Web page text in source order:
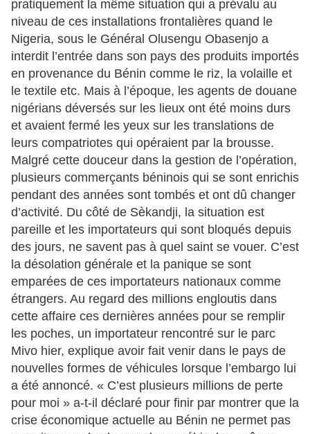
pratiquement la même situation qui a prévalu au
niveau de ces installations frontalières quand le
Nigeria, sous le Général Olusengu Obasenjo a
interdit l’entrée dans son pays des produits importés
en provenance du Bénin comme le riz, la volaille et
le textile etc. Mais à l’époque, les agents de douane
nigérians déversés sur les lieux ont été moins durs
et avaient fermé les yeux sur les translations de
leurs compatriotes qui opéraient par la brousse.
Malgré cette douceur dans la gestion de l’opération,
plusieurs commerçants béninois qui se sont enrichis
pendant des années sont tombés et ont dû changer
d’activité. Du côté de Sèkandji, la situation est
pareille et les importateurs qui sont bloqués depuis
des jours, ne savent pas à quel saint se vouer. C’est
la désolation générale et la panique se sont
emparées de ces importateurs nationaux comme
étrangers. Au regard des millions engloutis dans
cette affaire ces dernières années pour se remplir
les poches, un importateur rencontré sur le parc
Mivo hier, explique avoir fait venir dans le pays de
nouvelles formes de véhicules lorsque l’embargo lui
a été annoncé. « C’est plusieurs millions de perte
pour moi » a-t-il déclaré pour finir par montrer que la
crise économique actuelle au Bénin ne permet pas